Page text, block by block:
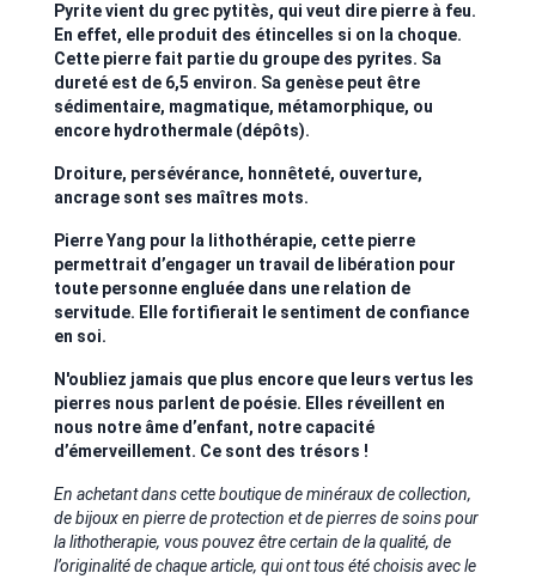
Pyrite vient du grec pytitès, qui veut dire pierre à feu.
En effet, elle produit des étincelles si on la choque.
Cette pierre fait partie du groupe des pyrites. Sa
dureté est de 6,5 environ. Sa genèse peut être
sédimentaire, magmatique, métamorphique, ou
encore hydrothermale (dépôts).
Droiture, persévérance, honnêteté, ouverture,
ancrage sont ses maîtres mots.
Pierre Yang pour la lithothérapie, cette pierre
permettrait d’engager un travail de libération pour
toute personne engluée dans une relation de
servitude. Elle fortifierait le sentiment de confiance
en soi.
N'oubliez jamais que plus encore que leurs vertus les
pierres nous parlent de poésie. Elles réveillent en
nous notre âme d’enfant, notre capacité
d’émerveillement. Ce sont des trésors !
En achetant dans cette boutique de minéraux de collection,
de bijoux en pierre de protection et de pierres de soins pour
la lithotherapie, vous pouvez être certain de la qualité, de
l’originalité de chaque article, qui ont tous été choisis avec le